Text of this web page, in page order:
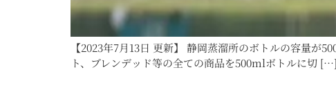
【2023年7月13日 更新】 静岡蒸溜所のボトルの容量
ト、ブレンデッド等の全ての商品を500mlボトルに切 […]